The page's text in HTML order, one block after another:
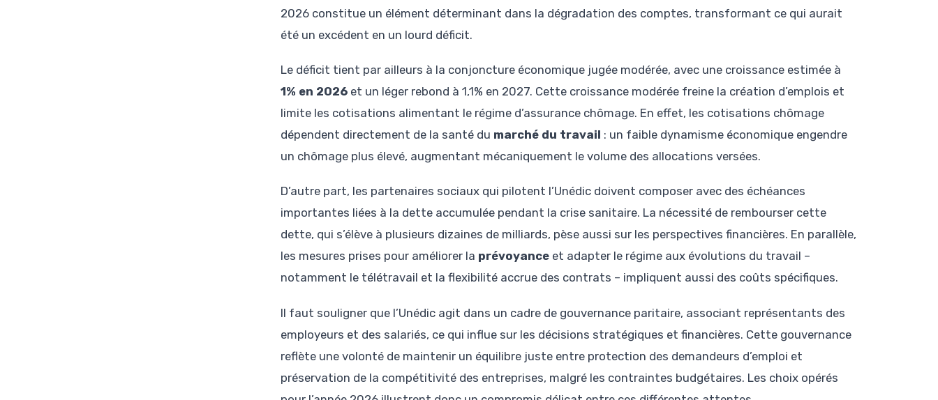
2026 constitue un élément déterminant dans la dégradation des comptes, transformant ce qui aurait
été un excédent en un lourd déficit.
Le déficit tient par ailleurs à la conjoncture économique jugée modérée, avec une croissance estimée à
1% en 2026 et un léger rebond à 1,1% en 2027. Cette croissance modérée freine la création d’emplois et
limite les cotisations alimentant le régime d’assurance chômage. En effet, les cotisations chômage
dépendent directement de la santé du marché du travail : un faible dynamisme économique engendre
un chômage plus élevé, augmentant mécaniquement le volume des allocations versées.
D’autre part, les partenaires sociaux qui pilotent l’Unédic doivent composer avec des échéances
importantes liées à la dette accumulée pendant la crise sanitaire. La nécessité de rembourser cette
dette, qui s’élève à plusieurs dizaines de milliards, pèse aussi sur les perspectives financières. En parallèle,
les mesures prises pour améliorer la prévoyance et adapter le régime aux évolutions du travail –
notamment le télétravail et la flexibilité accrue des contrats – impliquent aussi des coûts spécifiques.
Il faut souligner que l’Unédic agit dans un cadre de gouvernance paritaire, associant représentants des
employeurs et des salariés, ce qui influe sur les décisions stratégiques et financières. Cette gouvernance
reflète une volonté de maintenir un équilibre juste entre protection des demandeurs d’emploi et
préservation de la compétitivité des entreprises, malgré les contraintes budgétaires. Les choix opérés